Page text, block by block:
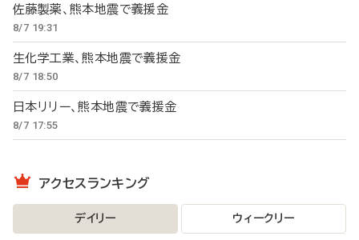
佐藤製薬、熊本地震で義援金
8/7 19:31
生化学工業、熊本地震で義援金
8/7 18:50
日本リリー、熊本地震で義援金
8/7 17:55
アクセスランキング
デイリー ウィークリー